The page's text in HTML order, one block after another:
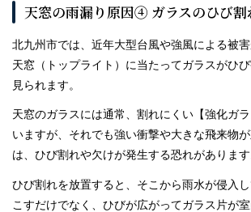
天窓の雨漏り原因④ ガラスのひび割
北九州市では、近年大型台風や強風による被
天窓（トップライト）に当たってガラスがひ
見られます。
天窓のガラスには通常、割れにくい【強化ガ
いますが、それでも強い衝撃や大きな飛来物
は、ひび割れや欠けが発生する恐れがあります
ひび割れを放置すると、そこから雨水が侵入
こすだけでなく、ひびが広がってガラス片が